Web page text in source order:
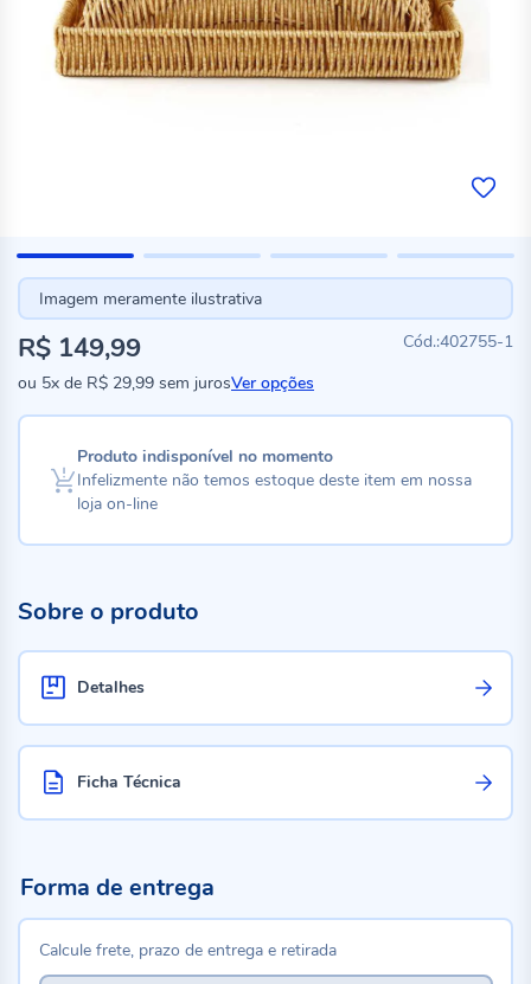
Imagem meramente ilustrativa
402755-1
R$ 149,99
ou 5x de R$ 29,99 sem jurosVer opções
Produto indisponível no momento
Infelizmente não temos estoque deste item em nossa
loja on-line
Sobre o produto
Detalhes
Ficha Técnica
Forma de entrega
Calcule frete, prazo de entrega e retirada